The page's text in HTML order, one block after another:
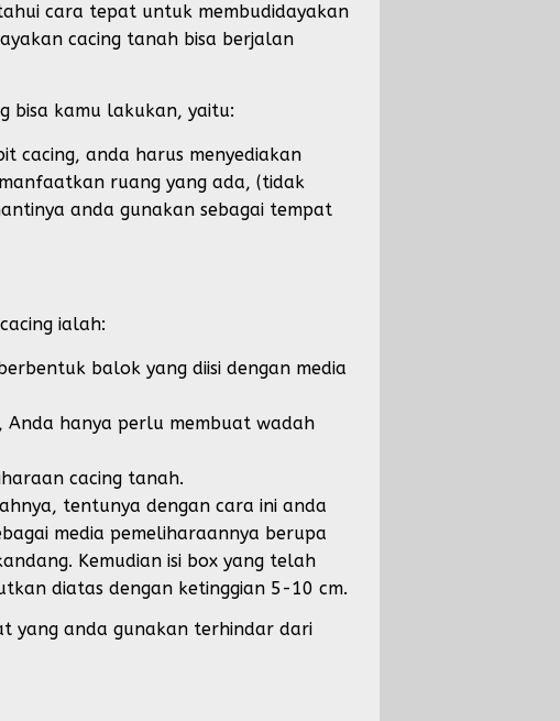
cara tepat untuk membudidayakan
cacing tanah bisa berjalan
bisa kamu lakukan, yaitu:
cacing, anda harus menyediakan
ruang yang ada, (tidak
anda gunakan sebagai tempat
ialah:
balok yang diisi dengan media
Anda hanya perlu membuat wadah
cacing tanah.
tentunya dengan cara ini anda
media pemeliharaannya berupa
Kemudian isi box yang telah
diatas dengan ketinggian 5-10 cm.
yang anda gunakan terhindar dari